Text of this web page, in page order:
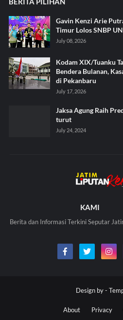
Gavin Kenzi Arie
Timur Lolos SNBP
July 08, 2026
Kodam XIX/Tuanku
Bendera Bulanan,
di Pekanbaru
July 17, 2026
Jaksa Agung Raih
turut
July 24, 2024
KAMI
Berita dan Informasi Terkini Seputar
Design by -
About Privacy